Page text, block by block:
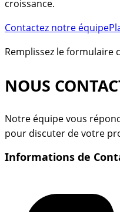
croissance.
Contactez notre équipe
Remplissez le formulaire
NOUS
Notre équipe vous
pour discuter de votre
Informations de